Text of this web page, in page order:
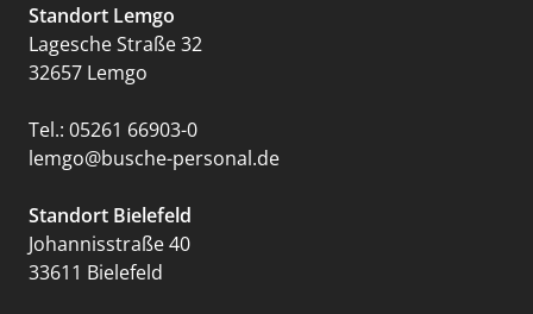
Standort Lemgo
Lagesche Straße 32
32657 Lemgo
Tel.: 05261 66903-0
lemgo@busche-personal.de
Standort Bielefeld
Johannisstraße 40
33611 Bielefeld